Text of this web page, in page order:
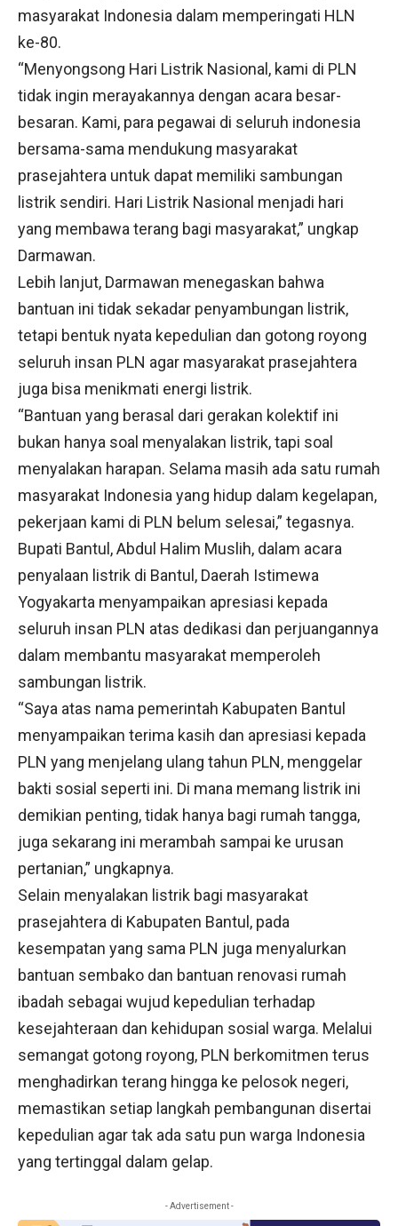
masyarakat Indonesia dalam memperingati HLN
ke-80.
“Menyongsong Hari Listrik Nasional, kami di PLN
tidak ingin merayakannya dengan acara besar-
besaran. Kami, para pegawai di seluruh indonesia
bersama-sama mendukung masyarakat
prasejahtera untuk dapat memiliki sambungan
listrik sendiri. Hari Listrik Nasional menjadi hari
yang membawa terang bagi masyarakat,” ungkap
Darmawan.
Lebih lanjut, Darmawan menegaskan bahwa
bantuan ini tidak sekadar penyambungan listrik,
tetapi bentuk nyata kepedulian dan gotong royong
seluruh insan PLN agar masyarakat prasejahtera
juga bisa menikmati energi listrik.
“Bantuan yang berasal dari gerakan kolektif ini
bukan hanya soal menyalakan listrik, tapi soal
menyalakan harapan. Selama masih ada satu rumah
masyarakat Indonesia yang hidup dalam kegelapan,
pekerjaan kami di PLN belum selesai,” tegasnya.
Bupati Bantul, Abdul Halim Muslih, dalam acara
penyalaan listrik di Bantul, Daerah Istimewa
Yogyakarta menyampaikan apresiasi kepada
seluruh insan PLN atas dedikasi dan perjuangannya
dalam membantu masyarakat memperoleh
sambungan listrik.
“Saya atas nama pemerintah Kabupaten Bantul
menyampaikan terima kasih dan apresiasi kepada
PLN yang menjelang ulang tahun PLN, menggelar
bakti sosial seperti ini. Di mana memang listrik ini
demikian penting, tidak hanya bagi rumah tangga,
juga sekarang ini merambah sampai ke urusan
pertanian,” ungkapnya.
Selain menyalakan listrik bagi masyarakat
prasejahtera di Kabupaten Bantul, pada
kesempatan yang sama PLN juga menyalurkan
bantuan sembako dan bantuan renovasi rumah
ibadah sebagai wujud kepedulian terhadap
kesejahteraan dan kehidupan sosial warga. Melalui
semangat gotong royong, PLN berkomitmen terus
menghadirkan terang hingga ke pelosok negeri,
memastikan setiap langkah pembangunan disertai
kepedulian agar tak ada satu pun warga Indonesia
yang tertinggal dalam gelap.
- Advertisement -